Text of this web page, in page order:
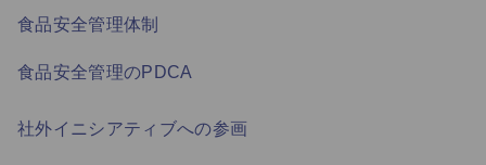
食品安全管理体制
食品安全管理のPDCA
社外イニシアティブへの参画